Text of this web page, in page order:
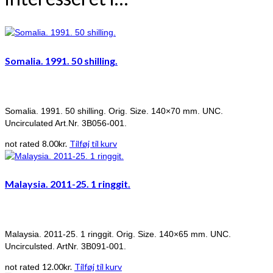
Somalia. 1991. 50 shilling.
Somalia. 1991. 50 shilling. Orig. Size. 140×70 mm. UNC.
Uncirculated Art.Nr. 3B056-001.
not rated 8.00kr. Tilføj til kurv
Malaysia. 2011-25. 1 ringgit.
Malaysia. 2011-25. 1 ringgit. Orig. Size. 140×65 mm. UNC.
Uncirculsted. ArtNr. 3B091-001.
not rated 12.00kr. Tilføj til kurv